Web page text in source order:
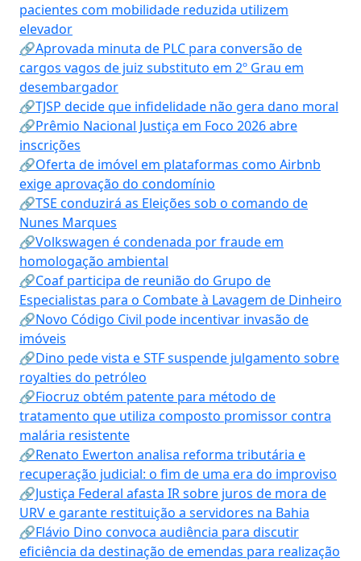
pacientes com mobilidade reduzida utilizem
elevador
🔗Aprovada minuta de PLC para conversão de
cargos vagos de juiz substituto em 2º Grau em
desembargador
🔗TJSP decide que infidelidade não gera dano moral
🔗Prêmio Nacional Justiça em Foco 2026 abre
inscrições
🔗Oferta de imóvel em plataformas como Airbnb
exige aprovação do condomínio
🔗TSE conduzirá as Eleições sob o comando de
Nunes Marques
🔗Volkswagen é condenada por fraude em
homologação ambiental
🔗Coaf participa de reunião do Grupo de
Especialistas para o Combate à Lavagem de Dinheiro
🔗Novo Código Civil pode incentivar invasão de
imóveis
🔗Dino pede vista e STF suspende julgamento sobre
royalties do petróleo
🔗Fiocruz obtém patente para método de
tratamento que utiliza composto promissor contra
malária resistente
🔗Renato Ewerton analisa reforma tributária e
recuperação judicial: o fim de uma era do improviso
🔗Justiça Federal afasta IR sobre juros de mora de
URV e garante restituição a servidores na Bahia
🔗Flávio Dino convoca audiência para discutir
eficiência da destinação de emendas para realização